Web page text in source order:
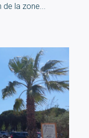
de la zone...